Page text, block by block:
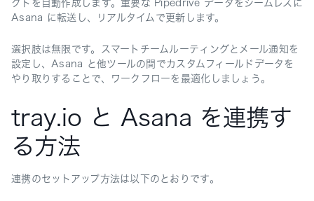
クトを自動作成します。重要な Pipedrive データをシームレスに
Asana に転送し、リアルタイムで更新します。
選択肢は無限です。スマートチームルーティングとメール通知を
設定し、Asana と他ツールの間でカスタムフィールドデータを
やり取りすることで、ワークフローを最適化しましょう。
tray.io と Asana を連携す
る方法
連携のセットアップ方法は以下のとおりです。